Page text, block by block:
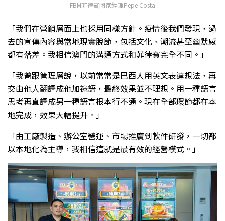
FBM菲律賓國家經理Pepe Costa
「我們在營銷層面上也採用同樣方針。疫情後我們發現，過
去的宣傳內容與當地現實脫節，包括文化、潮流甚至幽默感
都有落差。我相信澳門的溝通方式和菲律賓完全不同。」
「我曾跟管理層說，以前常常是巴西人用英文表達想法，再
交由他人翻譯成他加祿語，最終效果並不理想。用一種語言
思考再直譯成另一種語言根本行不通。現在全部環節都在本
地完成，效果大幅提升。」
「由工廠製造、辦公室營運、市場推廣到軟件研發，一切都
以本地化為主導，我相信這就是最有效的經營模式。」